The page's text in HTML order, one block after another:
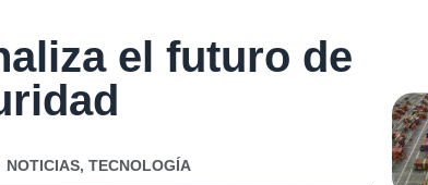
el futuro de
NOTICIAS, TECNOLOGÍA